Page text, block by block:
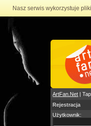
Nasz serwis wykorzystuje
ArtFan.Net |
Rejestracja
Użytkownik: